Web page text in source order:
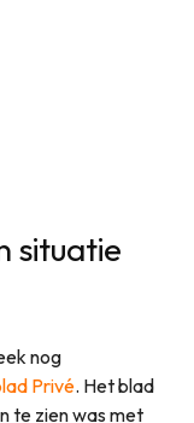
situatie
nog
Privé. Het blad
te zien was met